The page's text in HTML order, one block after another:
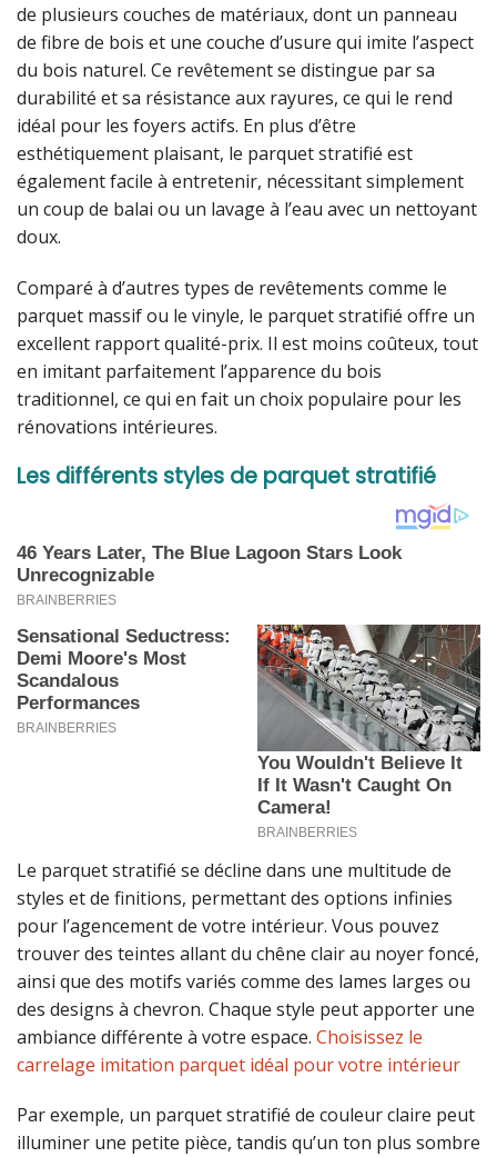
de plusieurs couches de matériaux, dont un panneau
de fibre de bois et une couche d’usure qui imite l’aspect
du bois naturel. Ce revêtement se distingue par sa
durabilité et sa résistance aux rayures, ce qui le rend
idéal pour les foyers actifs. En plus d’être
esthétiquement plaisant, le parquet stratifié est
également facile à entretenir, nécessitant simplement
un coup de balai ou un lavage à l’eau avec un nettoyant
doux.
Comparé à d’autres types de revêtements comme le
parquet massif ou le vinyle, le parquet stratifié offre un
excellent rapport qualité-prix. Il est moins coûteux, tout
en imitant parfaitement l’apparence du bois
traditionnel, ce qui en fait un choix populaire pour les
rénovations intérieures.
Les différents styles de parquet stratifié
Le parquet stratifié se décline dans une multitude de
styles et de finitions, permettant des options infinies
pour l’agencement de votre intérieur. Vous pouvez
trouver des teintes allant du chêne clair au noyer foncé,
ainsi que des motifs variés comme des lames larges ou
des designs à chevron. Chaque style peut apporter une
ambiance différente à votre espace. Choisissez le
carrelage imitation parquet idéal pour votre intérieur
Par exemple, un parquet stratifié de couleur claire peut
illuminer une petite pièce, tandis qu’un ton plus sombre